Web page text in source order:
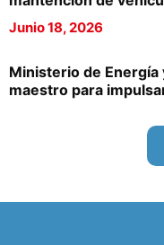
Junio 18, 2026
Ministerio de Energía
maestro para